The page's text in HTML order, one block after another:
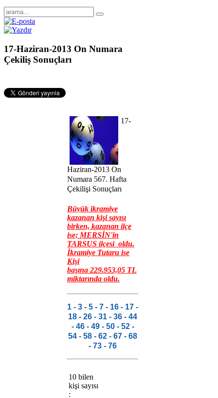
17-Haziran-2013 On Numara
Çekiliş Sonuçları
17-
Haziran-2013 On
Numara 567. Hafta
Çekilişi Sonuçları
Büyük ikramiye
kazanan kişi sayısı
birken, kazanan ilçe
ise; MERSİN'in
TARSUS ilçesi oldu.
İkramiye Tutaru ise
Kişi
başına 229.953,05 TL
miktarında oldu.
1 - 3 - 5 - 7 - 16 - 17 -
18 - 26 - 31 - 36 - 44
- 46 - 49 - 50 - 52 -
54 - 58 - 62 - 67 - 68
- 73 - 76
10 bilen
kişi sayısı
: